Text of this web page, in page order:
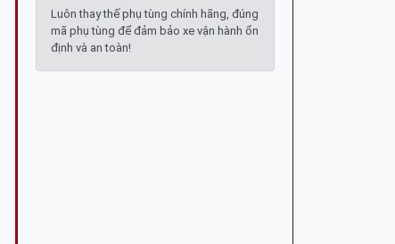
Luôn thay thế phụ tùng chính hãng, đúng
mã phụ tùng để đảm bảo xe vận hành ổn
định và an toàn!